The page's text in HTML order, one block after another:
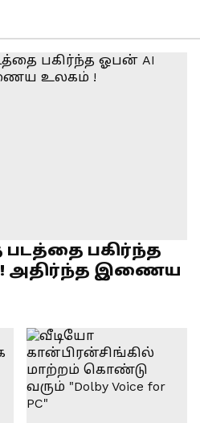
பகிர்ந்த
! அதிர்ந்த இணைய